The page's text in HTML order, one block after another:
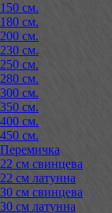
150 см.
180 см.
200 см.
230 см.
250 см.
280 см.
300 см.
350 см.
400 см.
450 см.
Перемичка
22 см свинцева
22 см латунна
30 см свинцева
30 см латунна